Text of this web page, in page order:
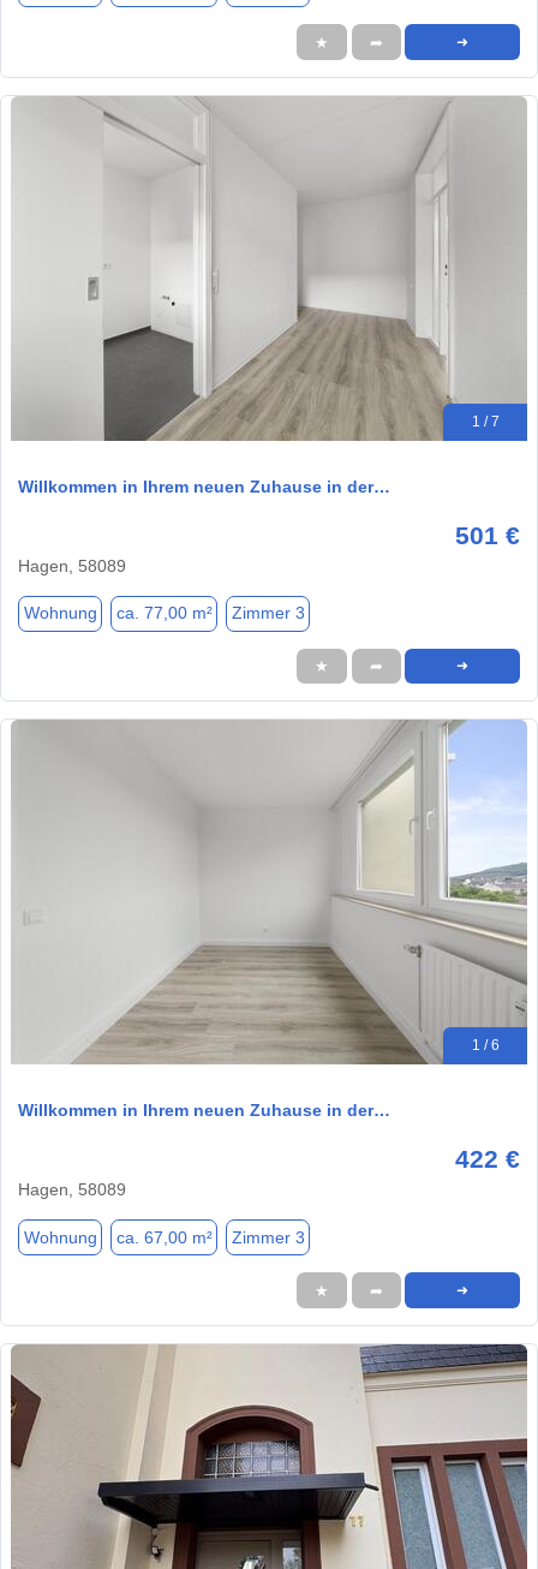
★ ➦ ➜
1 / 7
Willkommen in Ihrem neuen Zuhause in der…
501 €
Hagen, 58089
Wohnung ca. 77,00 m² Zimmer 3
★ ➦ ➜
1 / 6
Willkommen in Ihrem neuen Zuhause in der…
422 €
Hagen, 58089
Wohnung ca. 67,00 m² Zimmer 3
★ ➦ ➜